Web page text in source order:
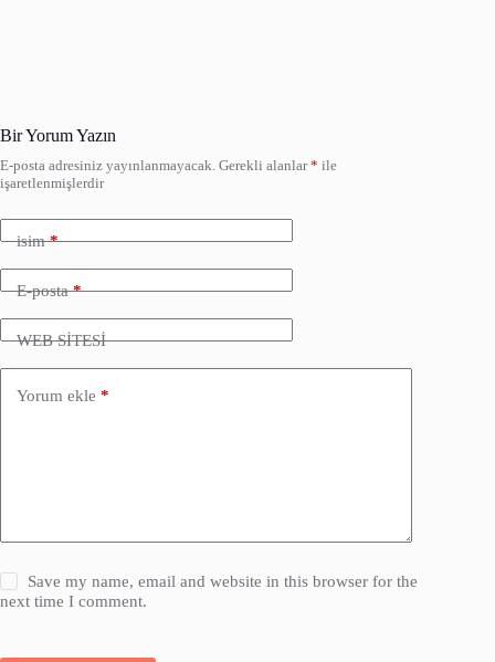
Bir Yorum Yazın
E-posta adresiniz yayınlanmayacak. Gerekli alanlar* ile
işaretlenmişlerdir
isim*
E-posta*
WEB SİTESİ
Yorum ekle *
Save my name, email and website in this browser for the
next time I comment.